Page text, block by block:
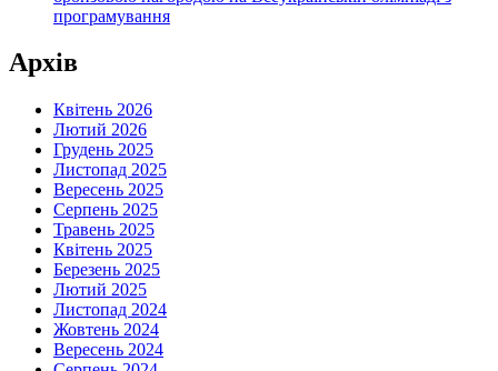
програмування
Архів
Квітень 2026
Лютий 2026
Грудень 2025
Листопад 2025
Вересень 2025
Серпень 2025
Травень 2025
Квітень 2025
Березень 2025
Лютий 2025
Листопад 2024
Жовтень 2024
Вересень 2024